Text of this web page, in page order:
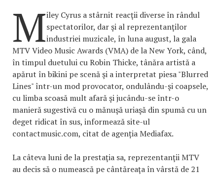
Miley Cyrus a stârnit reacţii diverse în rândul
spectatorilor, dar şi al reprezentanţilor
industriei muzicale, în luna august, la gala
MTV Video Music Awards (VMA) de la New York, când,
în timpul duetului cu Robin Thicke, tânăra artistă a
apărut în bikini pe scenă şi a interpretat piesa "Blurred
Lines" într-un mod provocator, ondulându-şi coapsele,
cu limba scoasă mult afară şi jucându-se într-o
manieră sugestivă cu o mănuşă uriaşă din spumă cu un
deget ridicat în sus, informează site-ul
contactmusic.com, citat de agenția Mediafax.
La câteva luni de la prestaţia sa, reprezentanţii MTV
au decis să o numească pe cântăreaţa în vârstă de 21